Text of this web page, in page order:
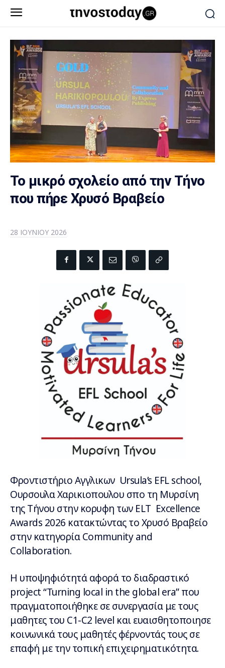
Το μικρό σχολείο από την Τήνο
που πήρε Χρυσό Βραβείο
28 ΙΟΥΝΊΟΥ 2026
Φροντιστήριο Αγγλικων Ursula’s EFL school,
Ουρσουλα Χαρικιοπουλου σπο τη Μυρσίνη
της Τήνου στην κορυφη των ELT Excellence
Awards 2026 κατακτώντας το Χρυσό Βραβείο
στην κατηγορία Community and
Collaboration.
Η υποψηφιότητά αφορά το διαδραστικό
project “Turning local in the global era” που
πραγματοποιήθηκε σε συνεργασία με τους
μαθητες του C1-C2 level και ευαισθητοποιησε
κοινωνικά τους μαθητές φέρνοντάς τους σε
επαφή με την τοπική επιχειρηματικότητα.